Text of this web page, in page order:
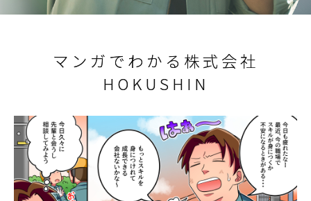
マンガでわかる株式会社
HOKUSHIN